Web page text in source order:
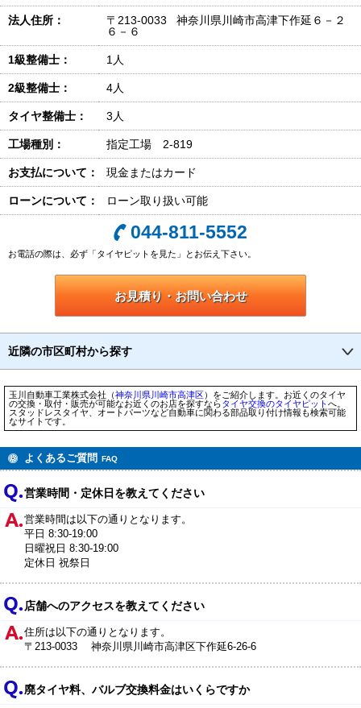
法人住所：
〒213-0033 神奈川県川崎市高津下作延６－２
６－６
1級整備士： 1人
2級整備士： 4人
タイヤ整備士： 3人
工場種別： 指定工場 2-819
お支払について： 現金またはカード
ローンについて： ローン取り扱い可能
044-811-5552
お電話の際は、必ず「タイヤピットを見た」とお伝え下さい。
お見積り・お問い合わせ
近隣の市区町村から探す
玉川自動車工業株式会社（神奈川県川崎市高津区 ）をご紹介します。お近くのタイヤ
の交換・取付・販売が可能なお近くのお店を探すならタイヤ交換のタイヤピットへ。
スタッドレスタイヤ、オートパーツなど自動車に関わる部品取り付け情報も検索可能
なサイトです。
よくあるご質問 FAQ
営業時間・定休日を教えてください
営業時間は以下の通りとなります。
平日 8:30-19:00
日曜祝日 8:30-19:00
定休日 祝祭日
店舗へのアクセスを教えてください
住所は以下の通りとなります。
〒213-0033 神奈川県川崎市高津区下作延6-26-6
廃タイヤ料、バルブ交換料金はいくらですか